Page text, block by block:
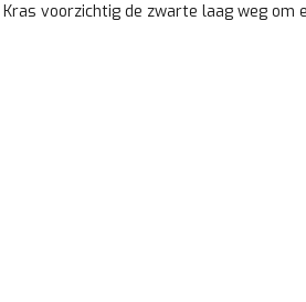
voorzichtig de zwarte laag weg om